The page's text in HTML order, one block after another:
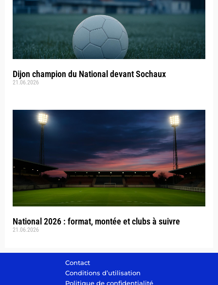
Dijon champion du National devant Sochaux
21.06.2026
National 2026 : format, montée et clubs à suivre
21.06.2026
Contact
Conditions d’utilisation
Politique de confidentialité